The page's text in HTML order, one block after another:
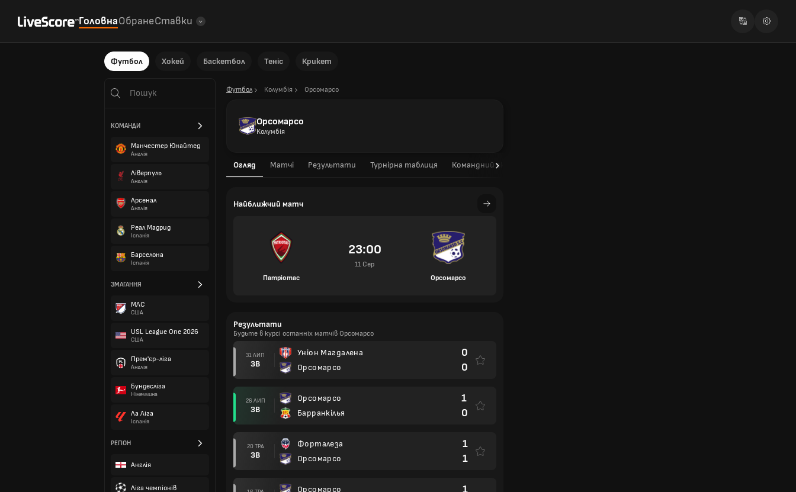
ГоловнаОбранеСтавки
Футбол Хокей Баскетбол Теніс Крикет
КОМАНДИ
Манчестер Юнайтед
Англія
Ліверпуль
Англія
Арсенал
Англія
Реал Мадрид
Іспанія
Барселона
Іспанія
ЗМАГАННЯ
МЛС
США
USL League One 2026
США
Прем'єр-ліга
Англія
Бундесліга
Німеччина
Ла Ліга
Іспанія
РЕГІОН
Англія
Ліга чемпіонів
Футбол Колумбія Орсомарсо
Орсомарсо
Колумбія
Огляд Матчі Результати Турнірна таблиця Командний склад
Найближчий матч
Патріотас
23:00
11 Сер
Орсомарсо
Результати
Будьте в курсі останніх матчів Орсомарсо
31 ЛИП
ЗВ
Уніон Магдалена
Орсомарсо
0
0
26 ЛИП
ЗВ
Орсомарсо
Барранкілья
1
0
20 ТРА
ЗВ
Форталеза
Орсомарсо
1
1
Орсомарсо
1